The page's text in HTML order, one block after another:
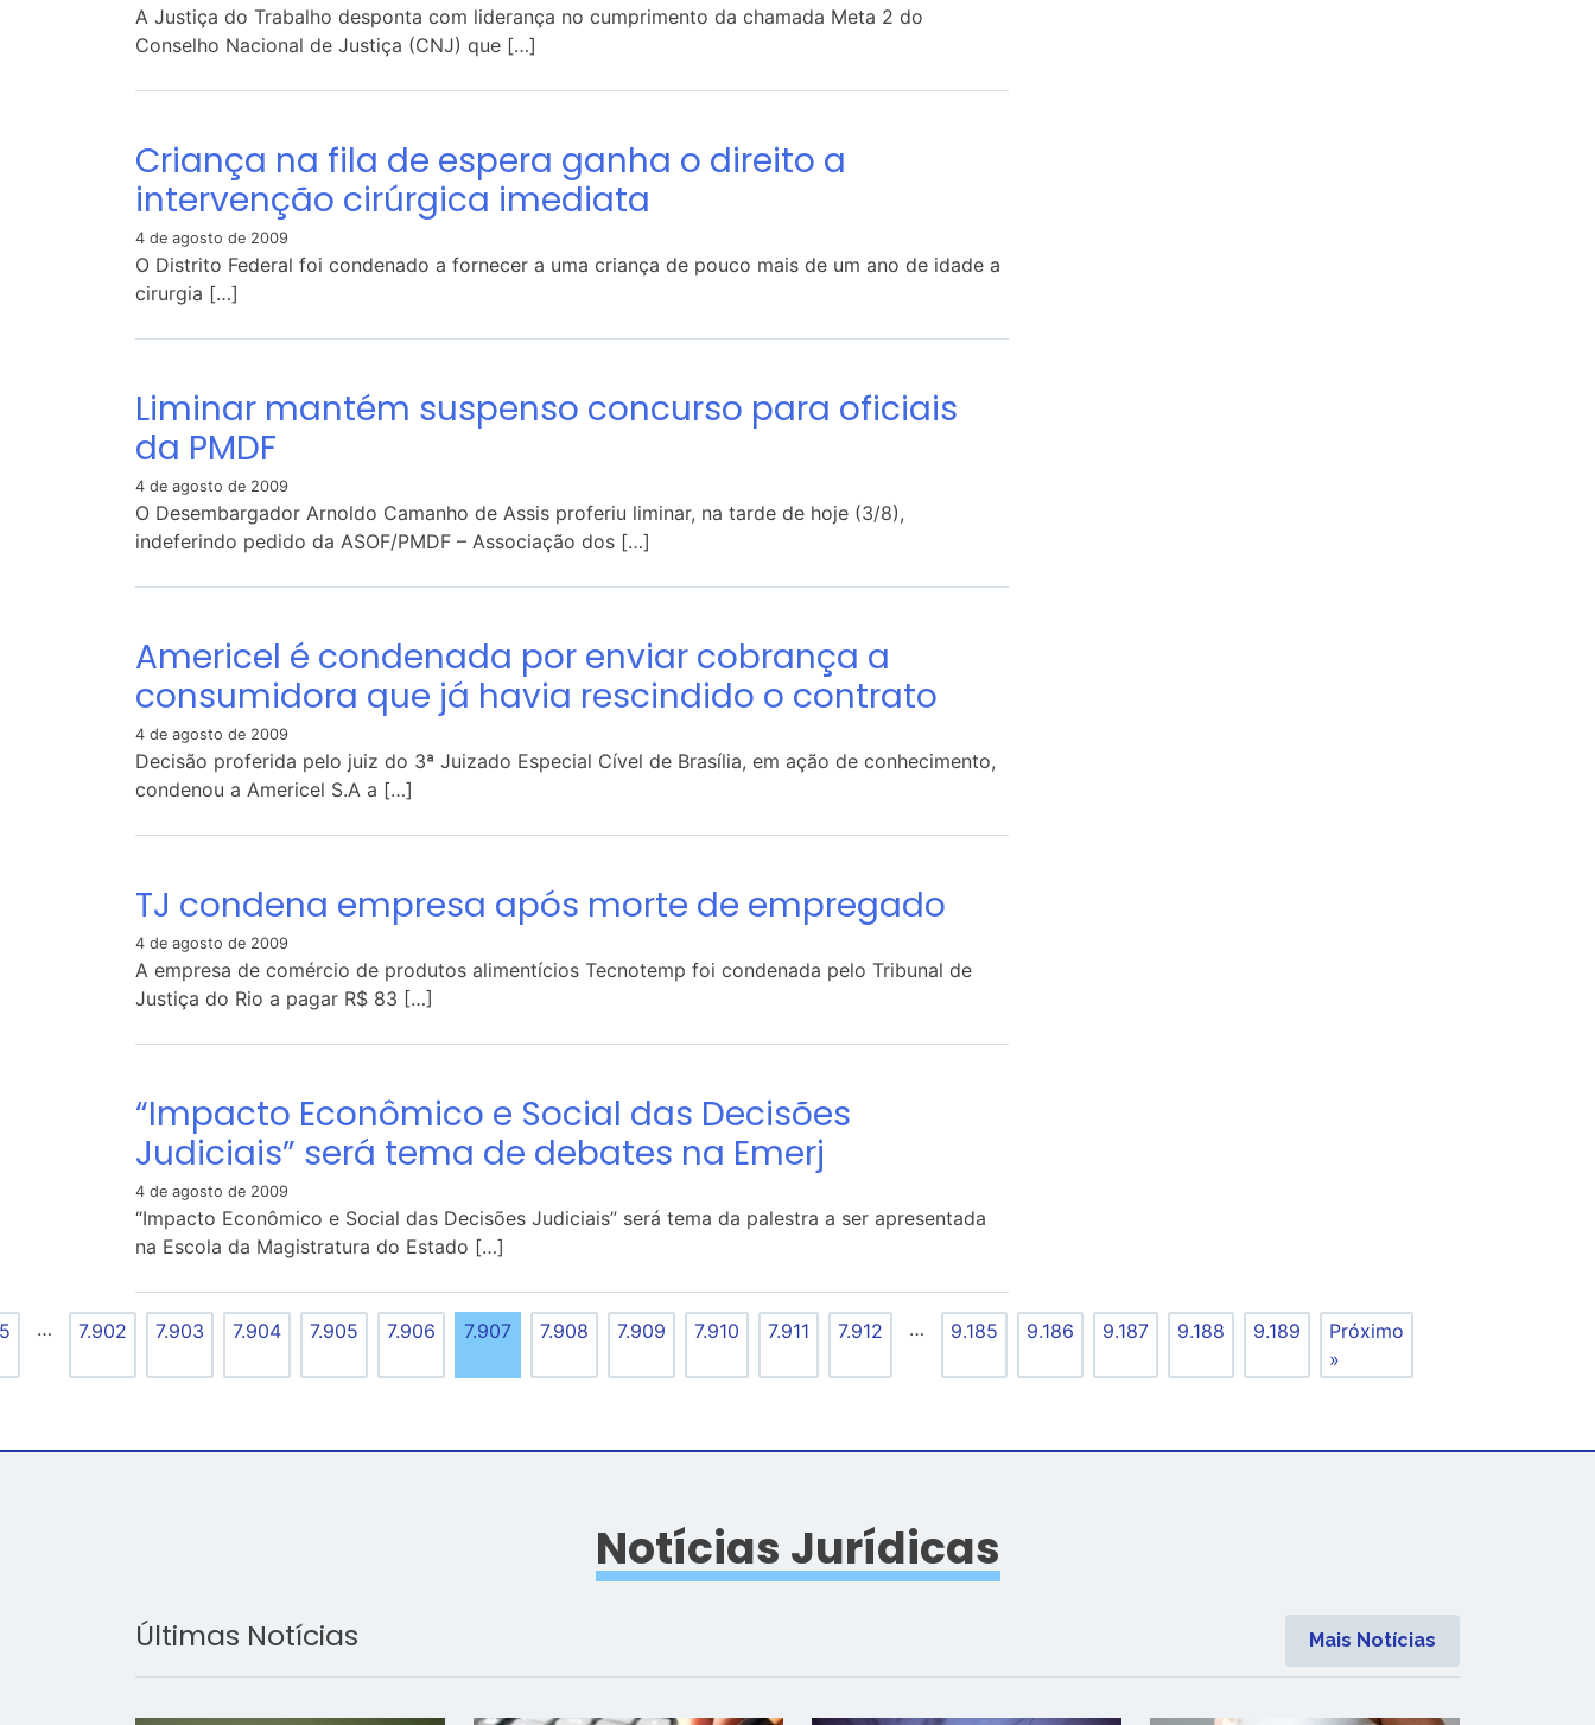
A Justiça do Trabalho desponta com liderança no cumprimento da chamada Meta 2 do
Conselho Nacional de Justiça (CNJ) que […]
Criança na fila de espera ganha o direito a
intervenção cirúrgica imediata
4 de agosto de 2009
O Distrito Federal foi condenado a fornecer a uma criança de pouco mais de um ano de idade a
cirurgia […]
Liminar mantém suspenso concurso para oficiais
da PMDF
4 de agosto de 2009
O Desembargador Arnoldo Camanho de Assis proferiu liminar, na tarde de hoje (3/8),
indeferindo pedido da ASOF/PMDF – Associação dos […]
Americel é condenada por enviar cobrança a
consumidora que já havia rescindido o contrato
4 de agosto de 2009
Decisão proferida pelo juiz do 3ª Juizado Especial Cível de Brasília, em ação de conhecimento,
condenou a Americel S.A a […]
TJ condena empresa após morte de empregado
4 de agosto de 2009
A empresa de comércio de produtos alimentícios Tecnotemp foi condenada pelo Tribunal de
Justiça do Rio a pagar R$ 83 […]
“Impacto Econômico e Social das Decisões
Judiciais” será tema de debates na Emerj
4 de agosto de 2009
“Impacto Econômico e Social das Decisões Judiciais” será tema da palestra a ser apresentada
na Escola da Magistratura do Estado […]
5 … 7.902 7.903 7.904 7.905 7.906 7.907 7.908 7.909 7.910 7.911 7.912 … 9.185 9.186 9.187 9.188 9.189
Próximo
»
Notícias Jurídicas
Últimas Notícias Mais Notícias